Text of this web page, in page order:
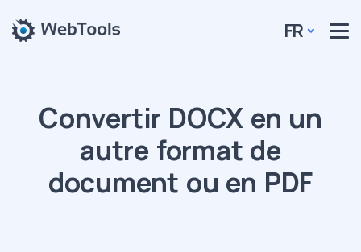
FR
Convertir DOCX en un
autre format de
document ou en PDF